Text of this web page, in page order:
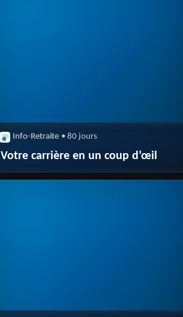
Info-Retraite • 80 jours
Votre carrière en un coup d’œil